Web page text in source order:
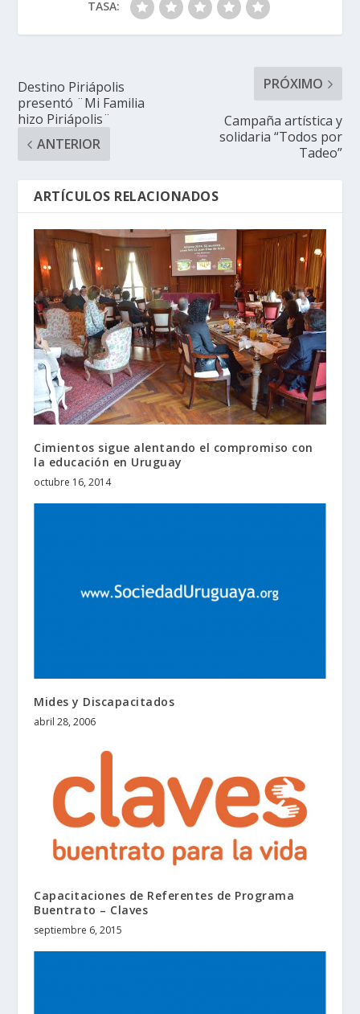
TASA:
Destino Piriápolis
presentó ¨Mi Familia
hizo Piriápolis¨
ANTERIOR
PRÓXIMO
Campaña artística y
solidaria “Todos por
Tadeo”
ARTÍCULOS RELACIONADOS
Cimientos sigue alentando el compromiso con
la educación en Uruguay
octubre 16, 2014
Mides y Discapacitados
abril 28, 2006
Capacitaciones de Referentes de Programa
Buentrato – Claves
septiembre 6, 2015